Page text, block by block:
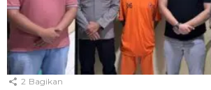
2 Bagikan